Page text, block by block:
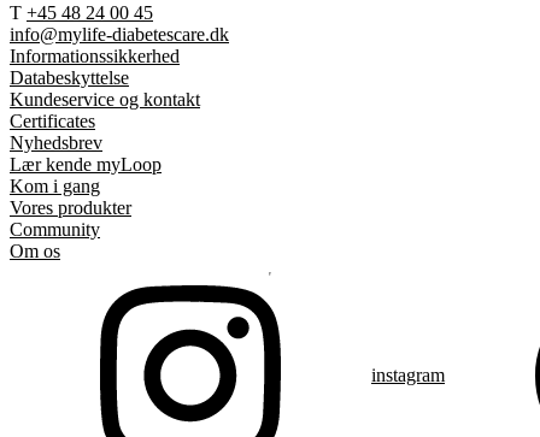
T +45 48 24 00 45
info@mylife-diabetescare.dk
Informationssikkerhed
Databeskyttelse
Kundeservice og kontakt
Certificates
Nyhedsbrev
Lær kende myLoop
Kom i gang
Vores produkter
Community
Om os
instagram